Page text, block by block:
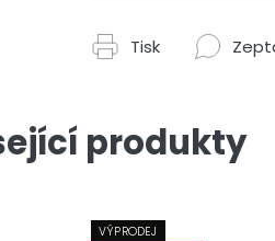
Tisk
produkty
VÝPRODEJ